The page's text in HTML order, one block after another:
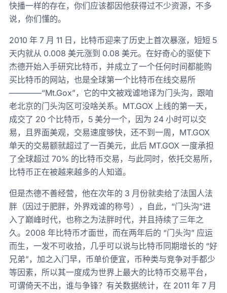
快播一样的存在，你们应该都因他获得过不少资源，不多
说，你们懂的。
2010 年 7 月 11 日，比特币迎来了历史上首次暴涨，短短 5
天内就从 0.008 美元涨到 0.08 美元。在好奇心的驱使下
杰德开始入手研究比特币，并成立了一个任何时间都能购
买比特币的网站，也是全球第一个比特币在线交易所
————“Mt.Gox”，它的中文被戏谑地译为门头沟，跟咱
老北京的门头沟区可没啥关系。MT.GOX 上线的第一天，
成交了 20 个比特币，5 美分一个，因为 24 小时可以交
易，且界面美观，交易速度够快，还不到一周，MT.GOX
单天的交易额就超过了一百美元，此后 MT.GOX 一度承担
了全球超过 70% 的比特币交易，与此同时，依托交易所，
比特币正在被越来越多的人知道。
但是杰德不善经营，他在次年的 3 月份就卖给了法国人法
胖（因过于肥胖，外界戏谑的称号），自此，“门头沟”进
入了巅峰时代，也称之为法胖时代，并且持续了三年之
久。2008 年比特币才面世，而在两年后的 “门头沟” 应运
而生，一发不可收拾，几乎可以说与比特币同期增长的 “好
兄弟”，加之入门早，币单价便宜，币种类与竞争对手都少
等因素，所以其一度成为世界上最大的比特币交易平台，
可谓倚天不出，谁与争锋？有关数据统计，在 2011 年 7 月